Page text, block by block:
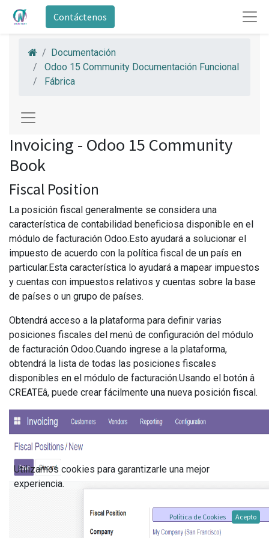
Contáctenos
Documentación
Odoo 15 Community Documentación Funcional
Fábrica
Invoicing - Odoo 15 Community
Book
Fiscal Position
La posición fiscal generalmente se considera una
característica de contabilidad beneficiosa disponible en el
módulo de facturación Odoo.Esto ayudará a solucionar el
impuesto de acuerdo con la política fiscal de un país en
particular.Esta característica lo ayudará a mapear impuestos
y cuentas con impuestos relativos y cuentas sobre la base
de países o un grupo de países.
Obtendrá acceso a la plataforma para definir varias
posiciones fiscales del menú de configuración del módulo
de facturación Odoo.Cuando ingrese a la plataforma,
obtendrá la lista de todas las posiciones fiscales
disponibles en el módulo de facturación.Usando el botón â
CREATEâ, puede crear fácilmente una nueva posición fiscal.
Utilizamos cookies para garantizarle una mejor
experiencia.
Política de Cookies Acepto